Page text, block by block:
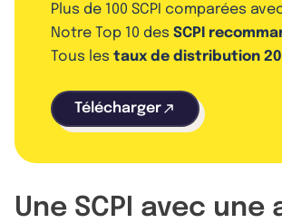
Plus de 100 SCPI comparées
Notre Top 10 des SCPI
Tous les taux de distribution
Télécharger
Une SCPI avec